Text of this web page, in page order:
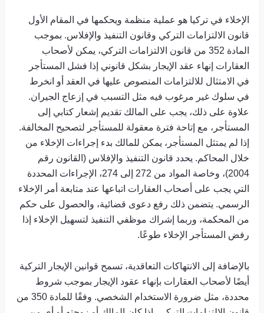
الإخلاء في تركيا هو عملية منظمة ويحكمها في المقام الأول
قانون الالتزامات التركي وقانون التنفيذ والإفلاس. بموجب
المادة 352 من قانون الالتزامات التركي، يمكن لأصحاب
العقارات إنهاء عقد الإيجار بشكل قانوني إذا فشل المستأجر
في الامتثال للالتزامات المنصوص عليها في العقد أو انخرط
في سلوك غير مرغوب فيه مثل التسبب في إزعاج الجيران.
علاوة على ذلك، يجب على المالك تقديم إشعار كتابي إلى
المستأجر، مع إتاحة فترة معقولة للمستأجر لتصحيح المخالفة.
إذا لم يمتثل المستأجر، يمكن للمالك بدء إجراءات الإخلاء من
خلال المحاكم. يحدد قانون التنفيذ والإفلاس (القانون رقم
2004)، وخاصة المواد من 272 إلى 274، الإجراءات المحددة
التي يجب على أصحاب العقارات اتباعها عند متابعة أمر الإخلاء
الرسمي. يتضمن ذلك رفع دعوى قضائية، والحصول على حكم
من المحكمة، وربما إشراك موظفي التنفيذ لتسهيل الإخلاء إذا
رفض المستأجر الإخلاء طوعًا.
بالإضافة إلى الانتهاكات التعاقدية، تسمح قوانين الإيجار التركية
أيضًا لأصحاب العقارات بإنهاء عقود الإيجار بموجب شروط
محددة، مثل ضرورة الاستخدام الشخصي. وفقًا للمادة 350 من